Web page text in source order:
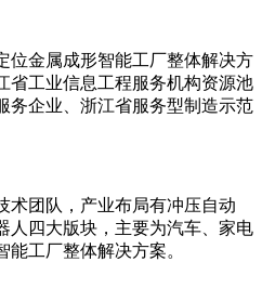
位金属成形智能工厂整体解决方
省工业信息工程服务机构资源池
务企业、浙江省服务型制造示范
术团队，产业布局有冲压自动
人四大版块，主要为汽车、家电
工厂整体解决方案。